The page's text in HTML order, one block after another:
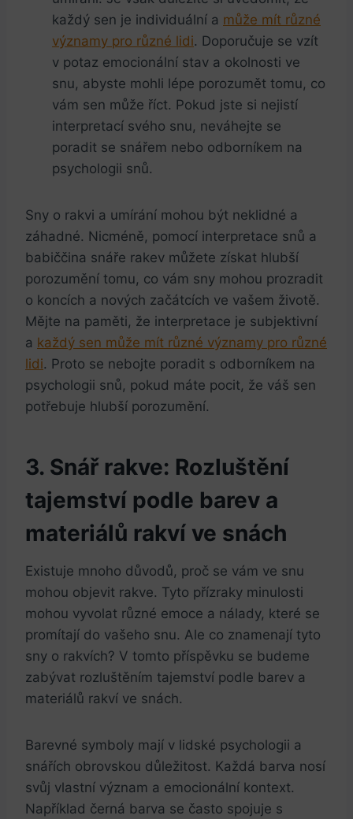
každý sen je ⁣individuální a může​ mít různé
významy pro různé lidi. Doporučuje se vzít
v potaz emocionální‍ stav a okolnosti ve
snu, abyste mohli lépe porozumět tomu, co
vám sen může říct. Pokud jste​ si nejistí
interpretací svého⁣ snu, neváhejte se
poradit se snářem nebo​ odborníkem⁣ na
psychologii snů.
Sny o⁤ rakvi a umírání mohou být neklidné a
‌záhadné. Nicméně, pomocí interpretace‌ snů a
babiččina snáře rakev můžete získat hlubší
porozumění tomu, co vám sny mohou prozradit
o koncích a nových začátcích ve vašem životě.
Mějte na paměti, že interpretace je subjektivní
a každý sen může mít různé významy pro různé
lidi.​ Proto se‌ nebojte poradit s odborníkem⁣ na‍
psychologii snů, pokud máte pocit, že ⁤váš ​sen
potřebuje⁤ hlubší porozumění.
3. Snář rakve:⁤ Rozluštění
tajemství podle barev a
materiálů⁤ rakví ve snách
Existuje mnoho důvodů, proč se vám ​ve snu
mohou objevit rakve. Tyto​ přízraky minulosti‌
mohou vyvolat různé emoce ⁤a⁤ nálady, které se
promítají do vašeho snu. Ale co znamenají tyto
sny⁤ o rakvích? V⁢ tomto příspěvku se budeme
‌zabývat rozluštěním tajemství podle barev a
materiálů ​rakví ve snách.
Barevné symboly ​mají v lidské psychologii a
snářích obrovskou důležitost. Každá barva nosí
svůj vlastní význam a emocionální kontext.
Například ⁢černá barva se často ⁣spojuje s